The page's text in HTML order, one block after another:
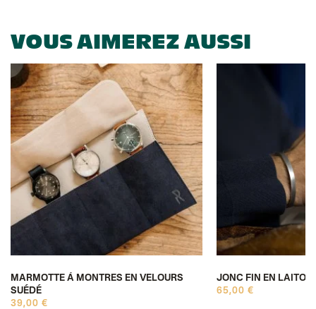
VOUS AIMEREZ AUSSI
MARMOTTE À MONTRES EN VELOURS
SUÉDÉ
39,00 €
JONC FIN EN LAITON
65,00 €